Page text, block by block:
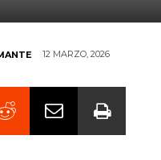
12 MARZO, 2026